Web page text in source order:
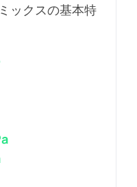
ックスの基本特